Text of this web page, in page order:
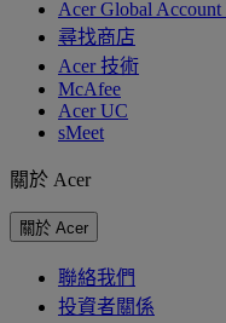
Acer Global Account
尋找商店
Acer 技術
McAfee
Acer UC
sMeet
關於 Acer
關於 Acer
聯絡我們
投資者關係